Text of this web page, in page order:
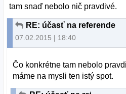
tam snaď nebolo nič pravdivé.
RE: účasť na referende
07.02.2015 | 18:40
Čo konkrétne tam nebolo
máme na mysli ten istý spot.